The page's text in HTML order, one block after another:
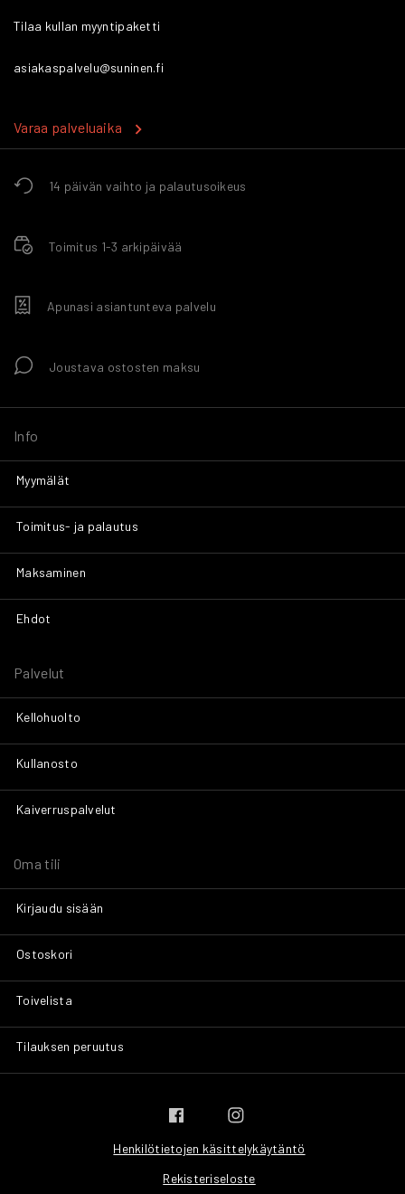
14 päivän vaihto ja palautusoikeus
Toimitus 1-3 arkipäivää
Apunasi asiantunteva palvelu
Joustava ostosten maksu
Info
Myymälät
Toimitus- ja palautus
Maksaminen
Ehdot
Palvelut
Kellohuolto
Kullanosto
Kaiverruspalvelut
Oma tili
Kirjaudu sisään
Ostoskori
Toivelista
Tilauksen peruutus
Tilaa kullan myyntipaketti
asiakaspalvelu@suninen.fi
Varaa palveluaika
Henkilötietojen käsittelykäytäntö
Rekisteriseloste